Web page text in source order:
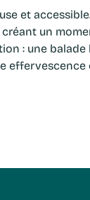
un
: une balade